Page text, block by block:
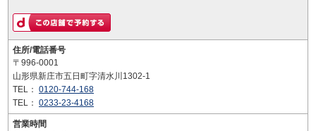
住所/電話番号
〒996-0001
山形県新庄市五日町字清水川1302-1
TEL： 0120-744-168
TEL： 0233-23-4168
営業時間